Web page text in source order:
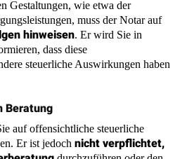
steuerliche Auswirkungen haben
Beratung
auf offensichtliche steuerliche
zu optimieren. Wenn
möchten, sollten Sie bedenken,
oft eine separate Beratung